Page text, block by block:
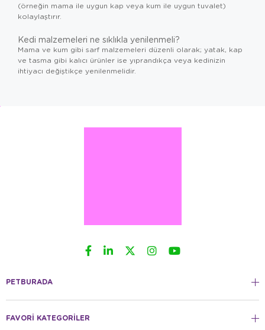
(örneğin mama ile uygun kap veya kum ile uygun tuvalet)
kolaylaştırır.
Kedi malzemeleri ne sıklıkla yenilenmeli?
Mama ve kum gibi sarf malzemeleri düzenli olarak; yatak, kap
ve tasma gibi kalıcı ürünler ise yıprandıkça veya kedinizin
ihtiyacı değiştikçe yenilenmelidir.
PETBURADA
FAVORİ KATEGORİLER